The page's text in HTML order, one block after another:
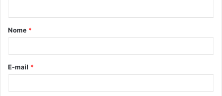
á
r
*
Nome *
E-mail *